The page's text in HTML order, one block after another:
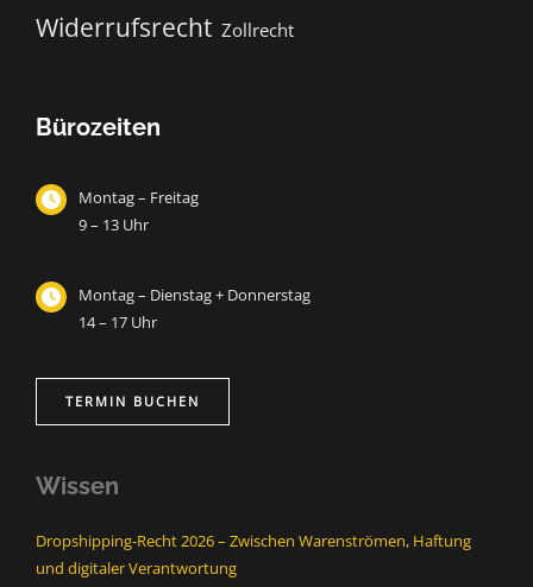
Widerrufsrecht Zollrecht
Bürozeiten
Montag – Freitag
9 – 13 Uhr
Montag – Dienstag + Donnerstag
14 – 17 Uhr
TERMIN BUCHEN
Wissen
Dropshipping-Recht 2026 – Zwischen Warenströmen, Haftung
und digitaler Verantwortung